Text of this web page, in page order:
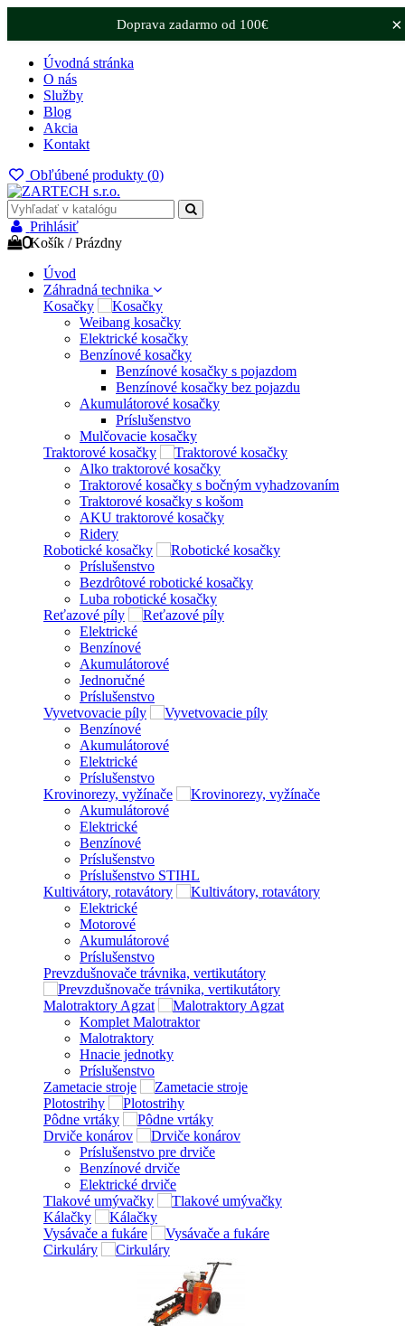
×
Doprava zadarmo od 100€
Úvodná stránka
O nás
Služby
Blog
Akcia
Kontakt
Obľúbené produkty (0)
Prihlásiť
0Košík /Prázdny
Úvod
Záhradná technika
Kosačky
Weibang kosačky
Elektrické kosačky
Benzínové kosačky
Benzínové kosačky s pojazdom
Benzínové kosačky bez pojazdu
Akumulátorové kosačky
Príslušenstvo
Mulčovacie kosačky
Traktorové kosačky
Alko traktorové kosačky
Traktorové kosačky s bočným vyhadzovaním
Traktorové kosačky s košom
AKU traktorové kosačky
Ridery
Robotické kosačky
Príslušenstvo
Bezdrôtové robotické kosačky
Luba robotické kosačky
Reťazové píly
Elektrické
Benzínové
Akumulátorové
Jednoručné
Príslušenstvo
Vyvetvovacie píly
Benzínové
Akumulátorové
Elektrické
Príslušenstvo
Krovinorezy, vyžínače
Akumulátorové
Elektrické
Benzínové
Príslušenstvo
Príslušenstvo STIHL
Kultivátory, rotavátory
Elektrické
Motorové
Akumulátorové
Príslušenstvo
Prevzdušnovače trávnika, vertikutátory
Malotraktory Agzat
Komplet Malotraktor
Malotraktory
Hnacie jednotky
Príslušenstvo
Zametacie stroje
Plotostrihy
Pôdne vrtáky
Drviče konárov
Príslušenstvo pre drviče
Benzínové drviče
Elektrické drviče
Tlakové umývačky
Kálačky
Vysávače a fukáre
Cirkuláry